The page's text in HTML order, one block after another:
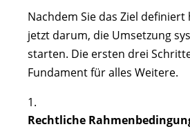
Nachdem Sie das Ziel definiert
jetzt darum, die Umsetzung
starten. Die ersten drei
Fundament für alles Weitere.
Rechtliche